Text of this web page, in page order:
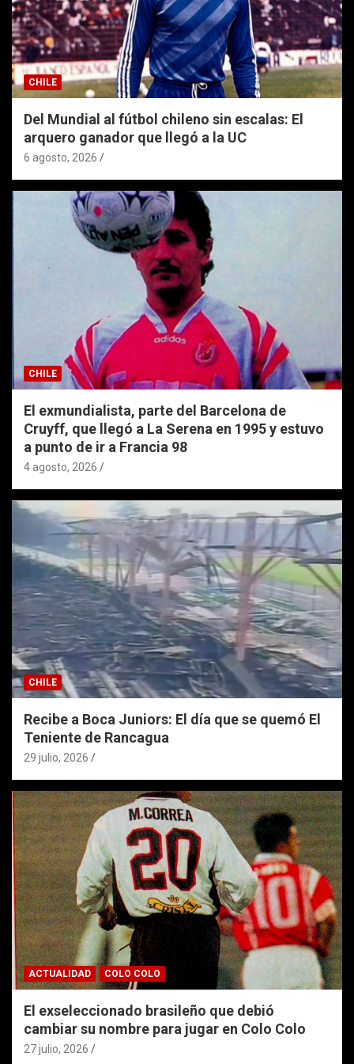
CHILE
Del Mundial al fútbol chileno sin escalas: El
arquero ganador que llegó a la UC
6 agosto, 2026
CHILE
El exmundialista, parte del Barcelona de
Cruyff, que llegó a La Serena en 1995 y estuvo
a punto de ir a Francia 98
4 agosto, 2026
CHILE
Recibe a Boca Juniors: El día que se quemó El
Teniente de Rancagua
29 julio, 2026
ACTUALIDAD COLO COLO
El exseleccionado brasileño que debió
cambiar su nombre para jugar en Colo Colo
27 julio, 2026